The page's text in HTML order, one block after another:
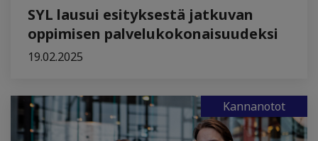
SYL lausui esityksestä jatkuvan
oppimisen palvelukokonaisuudeksi
19.02.2025
Kannanotot